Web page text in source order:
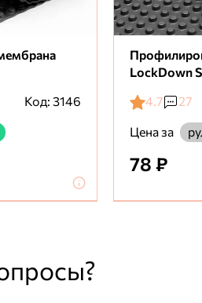
доставки с помощью
Линии или Яндекс
юридическим
по счету,
с НДС 20%.
присылайте заявку с Вашими
почту
Код: 3146
LockDown
4.7
27
Цена за
78 ₽